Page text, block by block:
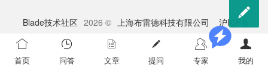
Blade技术社区 2026 © 上海布雷德科技有限公司
沪ICP备
2023009528号-1
苏公网安备 32041102000998号
首页 问答 文章 提问 专家 我的
